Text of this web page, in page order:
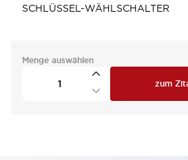
SCHLÜSSEL-WÄHLSCHALTER
Menge auswählen
zum